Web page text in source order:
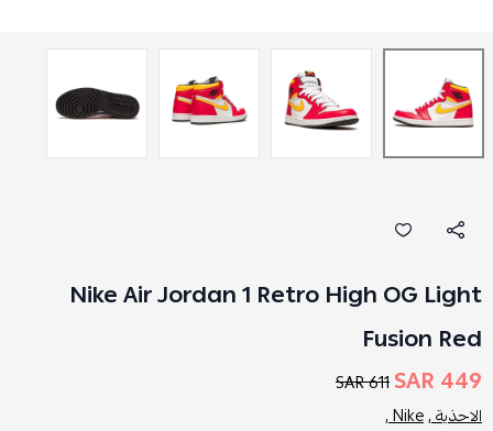
Nike Air Jordan 1 Retro High OG Light
Fusion Red
449 SAR
611 SAR
الاحذية ,Nike ,